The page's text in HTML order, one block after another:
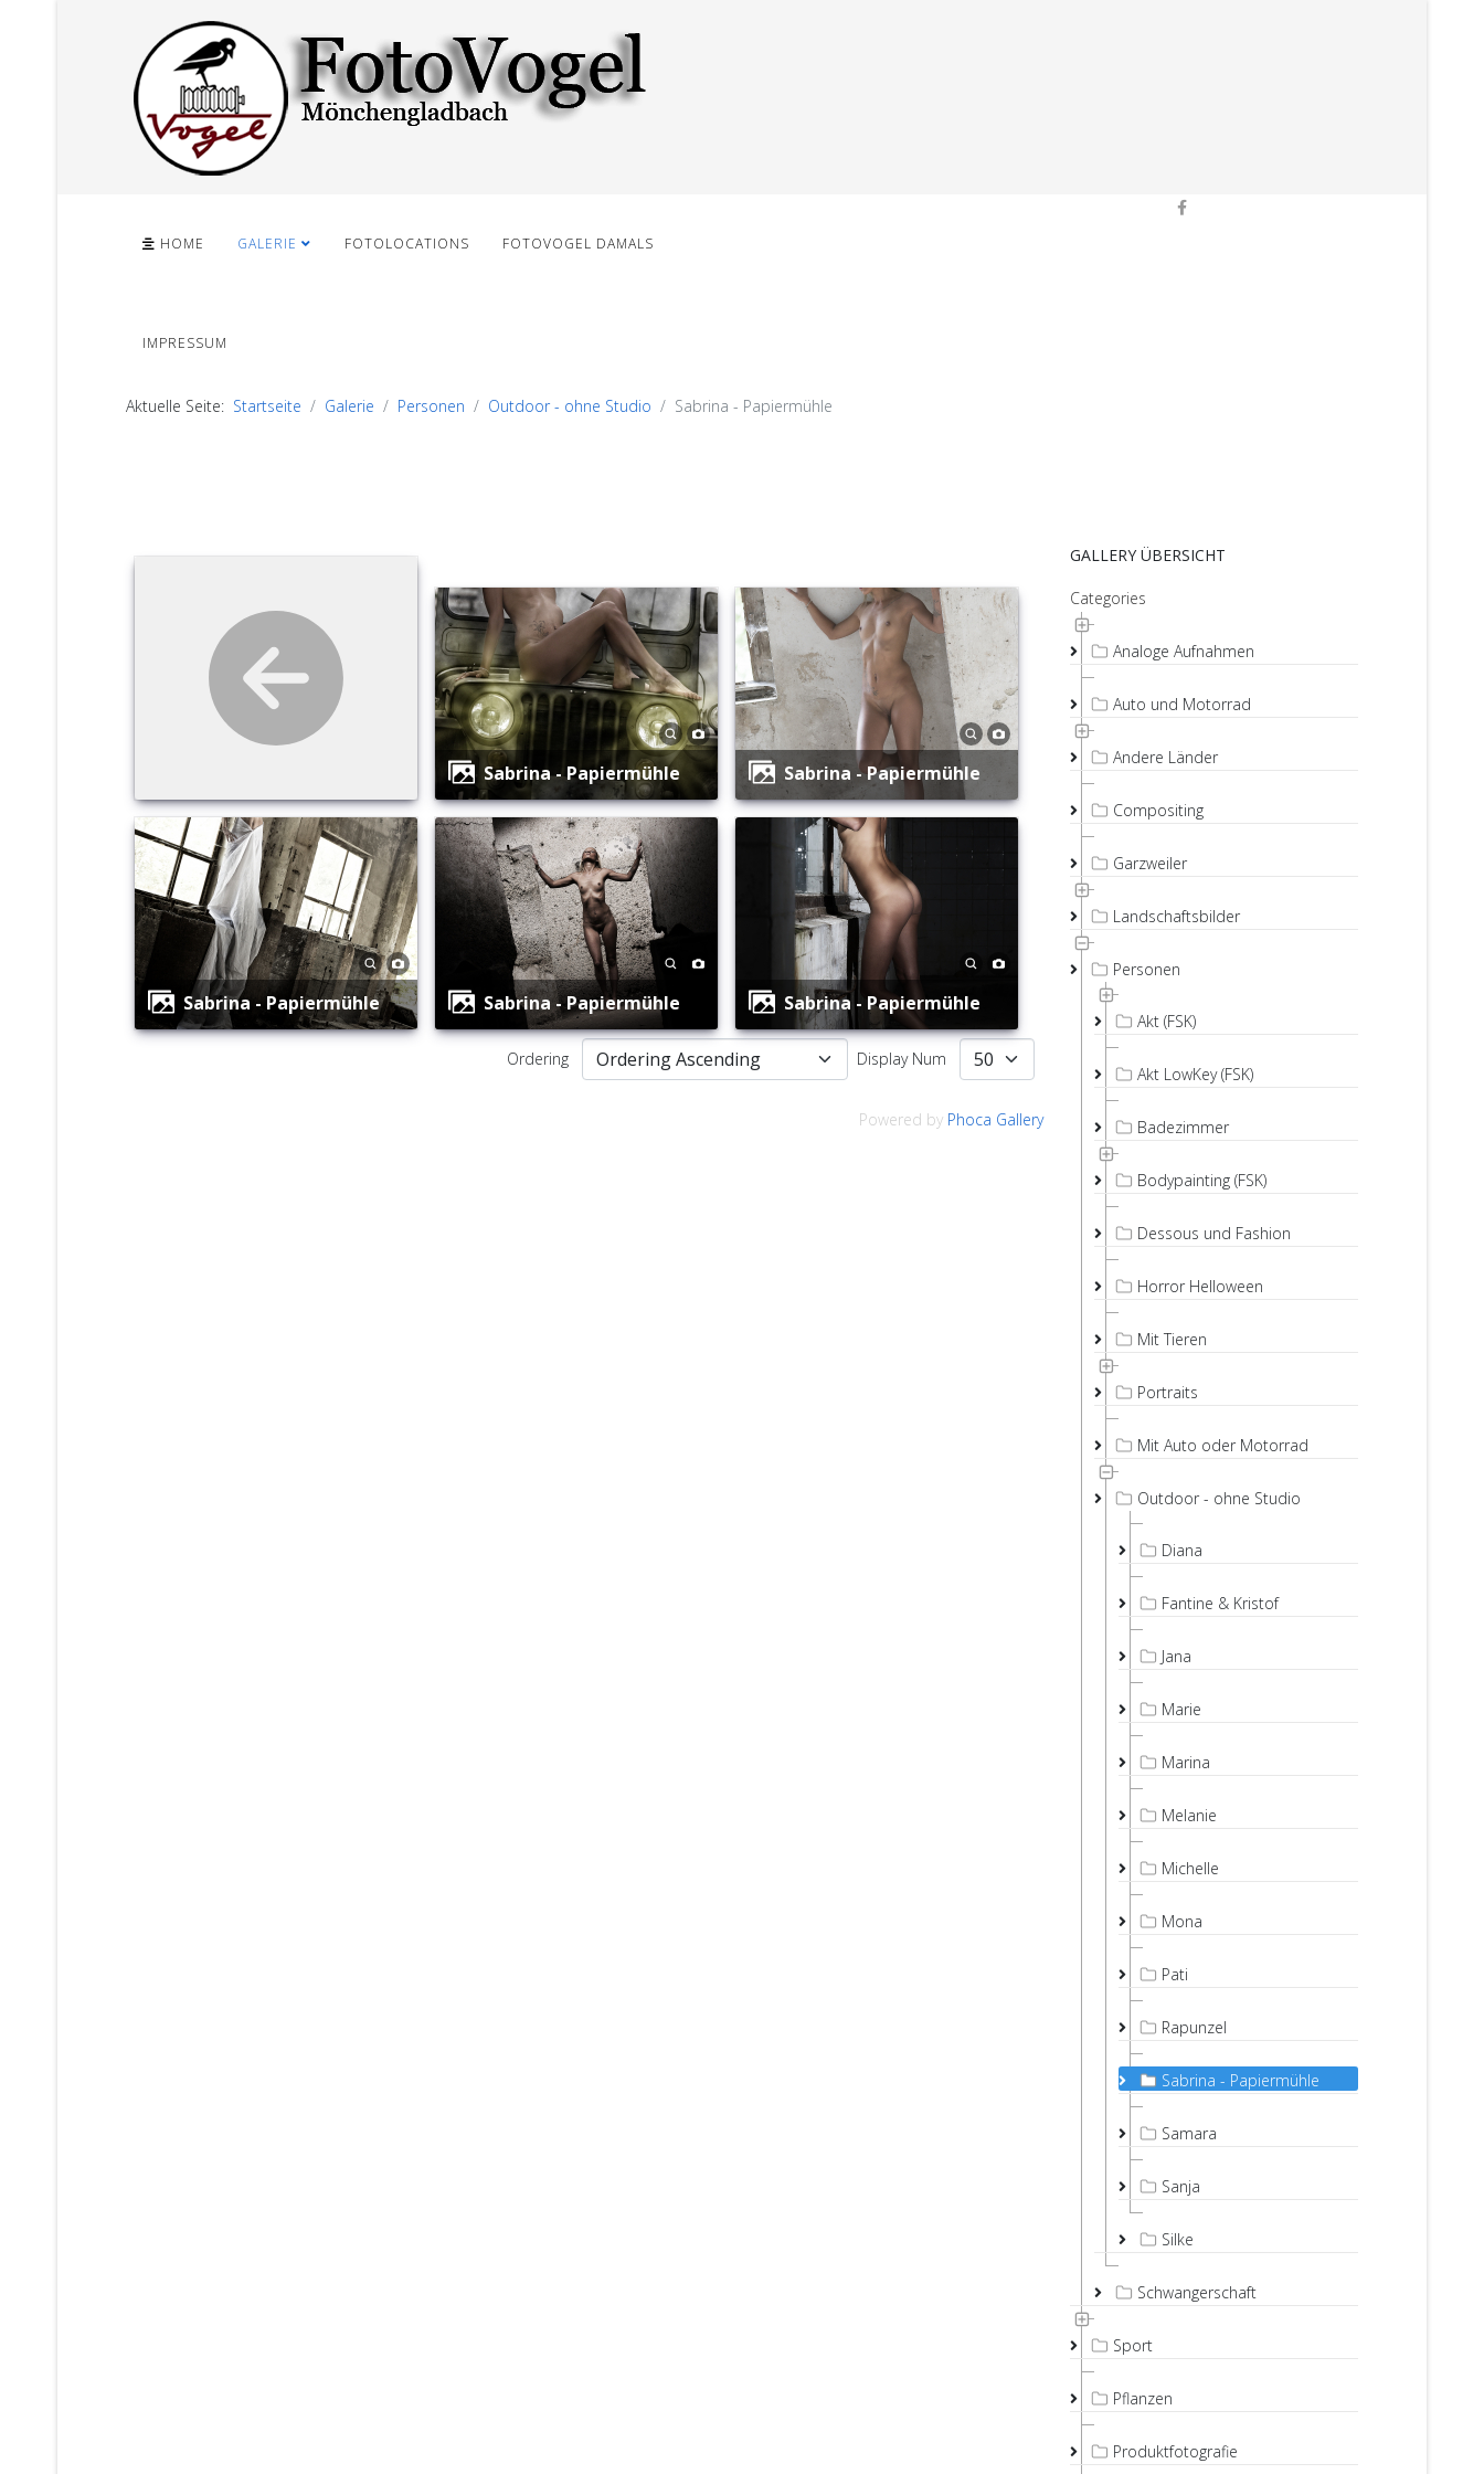
HOME GALERIE FOTOLOCATIONS FOTOVOGEL DAMALS
IMPRESSUM
Aktuelle Seite: Startseite Galerie Personen Outdoor - ohne Studio Sabrina - Papiermühle
Sabrina - Papiermühle Sabrina - Papiermühle
Sabrina - Papiermühle Sabrina - Papiermühle Sabrina - Papiermühle
Ordering Display Num
Powered by Phoca Gallery
GALLERY ÜBERSICHT
Categories
Analoge Aufnahmen
Auto und Motorrad
Andere Länder
Compositing
Garzweiler
Landschaftsbilder
Personen
Akt (FSK)
Akt LowKey (FSK)
Badezimmer
Bodypainting (FSK)
Dessous und Fashion
Horror Helloween
Mit Tieren
Portraits
Mit Auto oder Motorrad
Outdoor - ohne Studio
Diana
Fantine & Kristof
Jana
Marie
Marina
Melanie
Michelle
Mona
Pati
Rapunzel
Sabrina - Papiermühle
Samara
Sanja
Silke
Schwangerschaft
Sport
Pflanzen
Produktfotografie